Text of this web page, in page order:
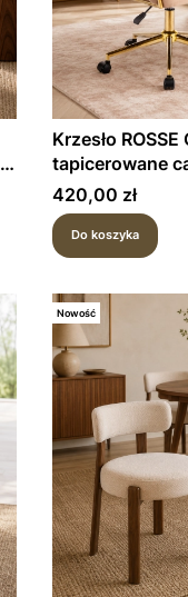
Krzesło
tapicerowane
podstawa na
Cena
420,00 zł
Do koszyka
Nowość